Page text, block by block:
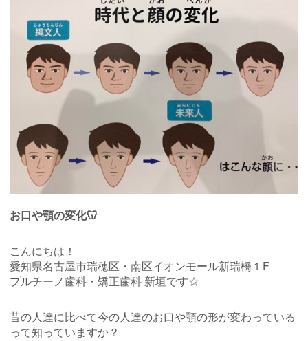
お口や顎の変化🦷
こんにちは！
愛知県名古屋市瑞穂区・南区イオンモール新瑞橋１ F
プルチーノ歯科・矯正歯科 新垣です‪︎‬☆
昔の人達に比べて今の人達のお口や顎の形が変わっている
って知っていますか？